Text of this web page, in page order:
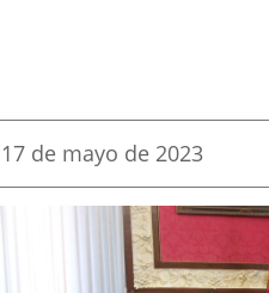
Fecha
la
17 de mayo de 2023